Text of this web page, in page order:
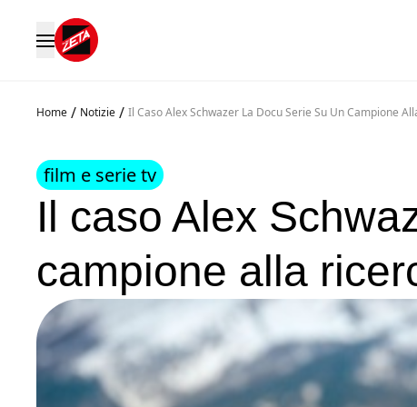
Home / Notizie / Il Caso Alex Schwazer La Docu Serie Su Un Campione
film e serie tv
Il caso Alex
campione alla